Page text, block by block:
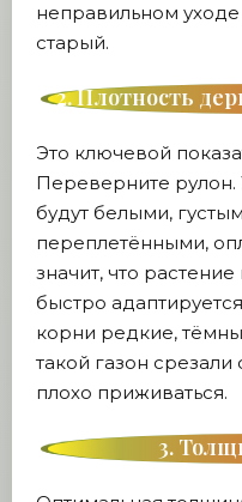
неправильном уходе
старый.
2. Плотность
Это ключевой
Переверните рулон.
будут белыми,
переплетёнными,
значит, что
быстро
корни редкие,
такой газон
плохо приживаться.
3.